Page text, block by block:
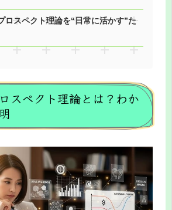
ロスペクト理論を“日常に活かす”た
スペクト理論とは？わか